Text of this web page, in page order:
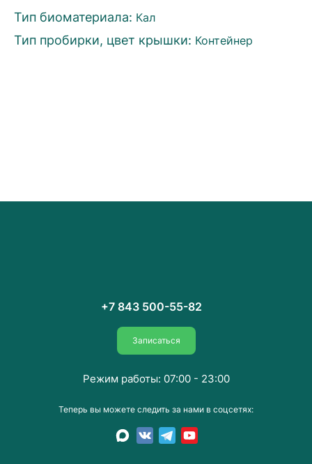
Тип биоматериала: Кал
Тип пробирки, цвет крышки: Контейнер
+7 843 500-55-82
Записаться
Теперь вы можете следить за нами в соцсетях:
Режим работы: 07:00 - 23:00